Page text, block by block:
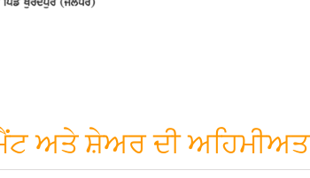
ਅਤੇ ਸ਼ੇਅਰ ਦੀ ਅਹਿਮੀਅਤ